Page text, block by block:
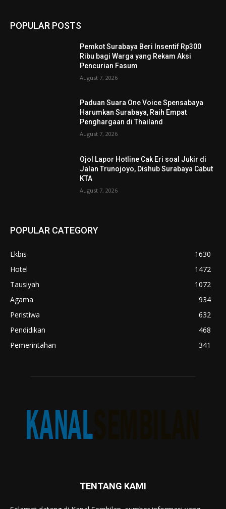
POPULAR POSTS
Pemkot Surabaya Beri Insentif Rp300
Ribu bagi Warga yang Rekam Aksi
Pencurian Fasum
August 7, 2026
Paduan Suara One Voice Spensabaya
Harumkan Surabaya, Raih Empat
Penghargaan di Thailand
August 7, 2026
Ojol Lapor Hotline Cak Eri soal Jukir di
Jalan Trunojoyo, Dishub Surabaya Cabut
KTA
August 7, 2026
POPULAR CATEGORY
Ekbis
1630
Hotel
1472
Tausiyah
1072
Agama
934
Peristiwa
632
Pendidikan
468
Pemerintahan
341
TENTANG KAMI